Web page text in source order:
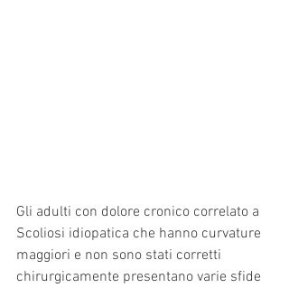
Gli adulti con dolore cronico correlato a
Scoliosi idiopatica che hanno curvature
maggiori e non sono stati corretti
chirurgicamente presentano varie sfide